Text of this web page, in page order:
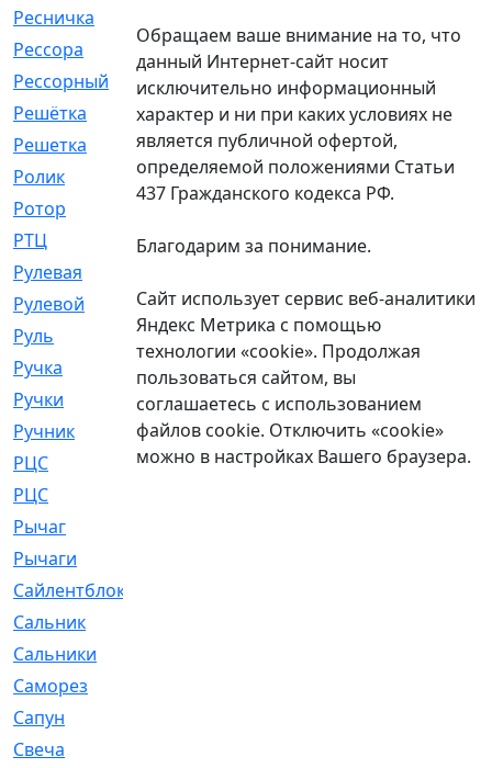
Ресничка
Рессора
[51]
Рессорный
[107]
Решётка
[101]
Решетка
[21]
Ролик
[790]
Ротор
[2]
РТЦ
[475]
Рулевая
Рулевой
[585]
Руль
[12]
Ручка
[29]
Ручки
[3]
Ручник
[11]
РЦC
[12]
РЦС
Рычаг
Рычаги
Сайлентблок
Сальник
Сальники
Саморез
Сапун
Свеча
Обращаем ваше внимание на то, что
данный Интернет-сайт носит
исключительно информационный
характер и ни при каких условиях не
является публичной офертой,
определяемой положениями Статьи
437 Гражданского кодекса РФ.
Благодарим за понимание.
Сайт использует сервис веб-аналитики
Яндекс Метрика с помощью
технологии «cookie». Продолжая
пользоваться сайтом, вы
соглашаетесь с использованием
файлов cookie. Отключить «cookie»
можно в настройках Вашего браузера.